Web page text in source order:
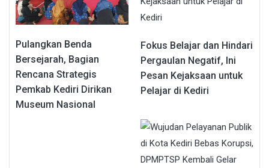
Pulangkan Benda
Bersejarah, Bagian
Rencana Strategis
Pemkab Kediri Dirikan
Museum Nasional
Fokus Belajar dan Hindari
Pergaulan Negatif, Ini
Pesan Kejaksaan untuk
Pelajar di Kediri